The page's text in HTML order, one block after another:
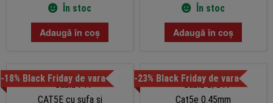
În stoc
Adaugă în coș
În stoc
Adaugă în coș
-18% Black Friday de vara -23% Black Friday de vara